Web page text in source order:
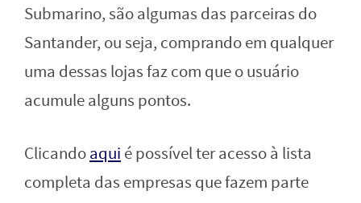
Submarino, são algumas das parceiras do
Santander, ou seja, comprando em qualquer
uma dessas lojas faz com que o usuário
acumule alguns pontos.
Clicandoaqui é possível ter acesso à lista
completa das empresas que fazem parte